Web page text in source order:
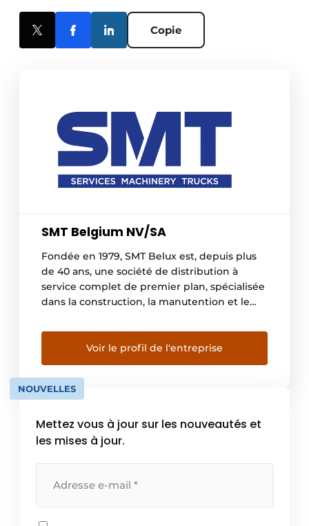
Copie
SMT Belgium NV/SA
Fondée en 1979, SMT Belux est, depuis plus
de 40 ans, une société de distribution à
service complet de premier plan, spécialisée
dans la construction, la manutention et le
une entreprise de distribution qui offre un
service global spécialisé dans le secteur de la
machinerie et des camions. […]
Voir le profil de l'entreprise
NOUVELLES
Mettez vous à jour sur les nouveautés et
les mises à jour.